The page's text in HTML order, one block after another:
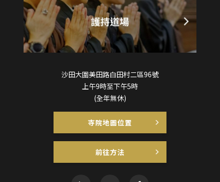
沙田大圍美田路白田村二區96號
上午9時至下午5時
(全年無休)
寺院地圖位置
前往方法